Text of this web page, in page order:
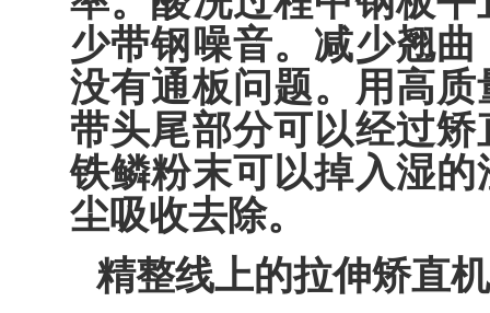
少带钢噪音。减少翘
没有通板问题。用高
带头尾部分可以经过
铁鳞粉末可以掉入湿
尘吸收去除。
精整线上的拉伸矫直机